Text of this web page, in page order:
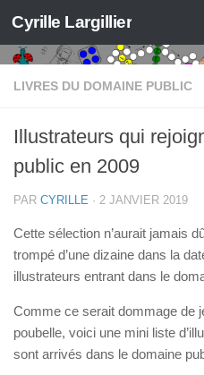
Skip to content
Cyrille Largillier
LIVRES DU DOMAINE PUBLIC
Illustrateurs qui
public en 2009
PAR CYRILLE · 2 JANVIER 2019
Cette sélection n’aurait jamais
trompé d’une dizaine dans la
illustrateurs entrant dans le
Comme ce serait dommage de
poubelle, voici une mini liste
sont arrivés dans le domaine